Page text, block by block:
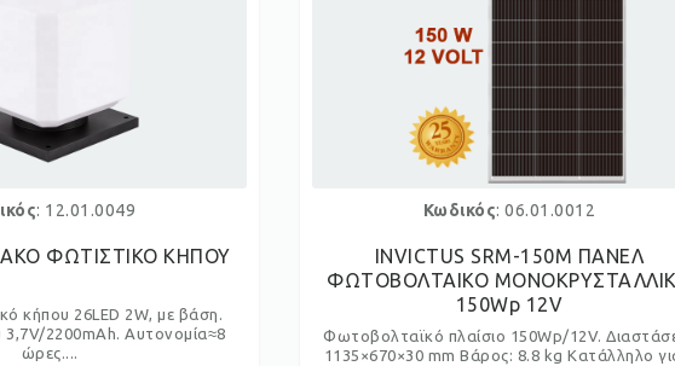
: 12.01.0049
ΦΩΤΙΣΤΙΚΟ ΚΗΠΟΥ
κήπου 26LED 2W, με βάση.
3,7V/2200mAh. Αυτονομία≈8
ώρες....
Κωδικός: 06.01.0012
INVICTUS SRM-150Μ ΠΑΝΕΛ
ΦΩΤΟΒΟΛΤΑΙΚΟ
150Wp 12V
Φωτοβολταϊκό πλαίσιο 150Wp/12V.
1135×670×30 mm Βάρος: 8.8 kg Κατάλληλο